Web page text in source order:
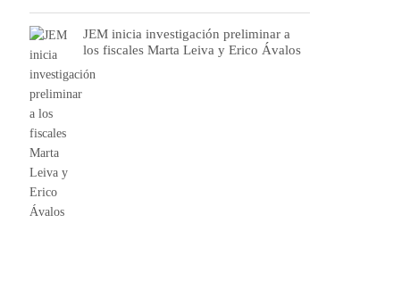
JEM inicia investigación preliminar a
los fiscales Marta Leiva y Erico Ávalos